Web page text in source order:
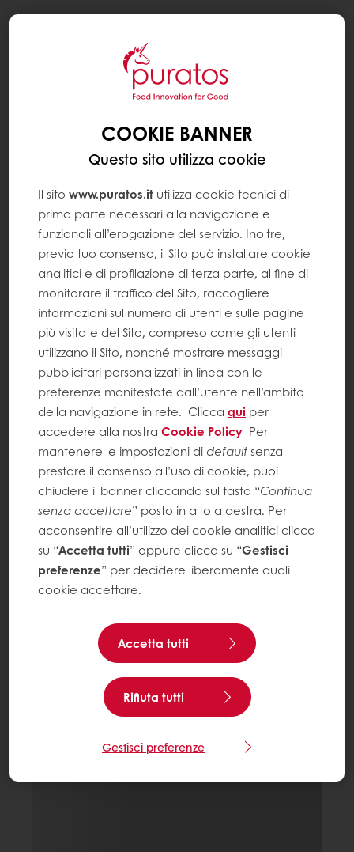
COOKIE BANNER
Questo sito utilizza cookie
Il sito www.puratos.it utilizza cookie tecnici di
prima parte necessari alla navigazione e
funzionali all’erogazione del servizio. Inoltre,
previo tuo consenso, il Sito può installare cookie
analitici e di profilazione di terza parte, al fine di
monitorare il traffico del Sito, raccogliere
informazioni sul numero di utenti e sulle pagine
più visitate del Sito, compreso come gli utenti
utilizzano il Sito, nonché mostrare messaggi
pubblicitari personalizzati in linea con le
preferenze manifestate dall’utente nell’ambito
della navigazione in rete. Clicca qui per
accedere alla nostra Cookie Policy Per
mantenere le impostazioni didefaultsenza
prestare il consenso all’uso di cookie, puoi
chiudere il banner cliccando sul tasto “Continua
senza accettare” posto in alto a destra. Per
acconsentire all’utilizzo dei cookie analitici clicca
su “Accetta tutti” oppure clicca su “Gestisci
preferenze” per decidere liberamente quali
cookie accettare.
Accetta tutti
Rifiuta tutti
Gestisci preferenze